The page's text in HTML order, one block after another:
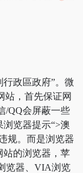
政區政府”。微
站，首先保证网
/QQ会屏蔽一些
览器提示“>澳
规。而是浏览器
站的浏览器，苹
览器、VIA浏览